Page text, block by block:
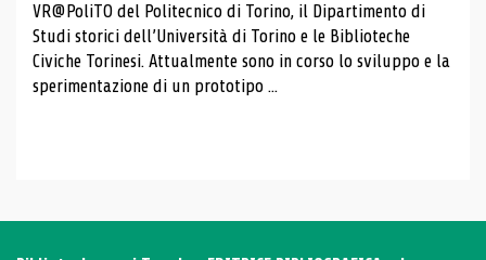
VR@PoliTO del Politecnico di Torino, il Dipartimento di
Studi storici dell’Università di Torino e le Biblioteche
Civiche Torinesi. Attualmente sono in corso lo sviluppo e la
sperimentazione di un prototipo ...